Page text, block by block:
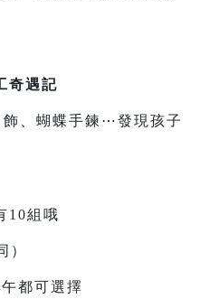
奇遇記
、蝴蝶手鍊⋯發現孩子
10組哦
）
都可選擇